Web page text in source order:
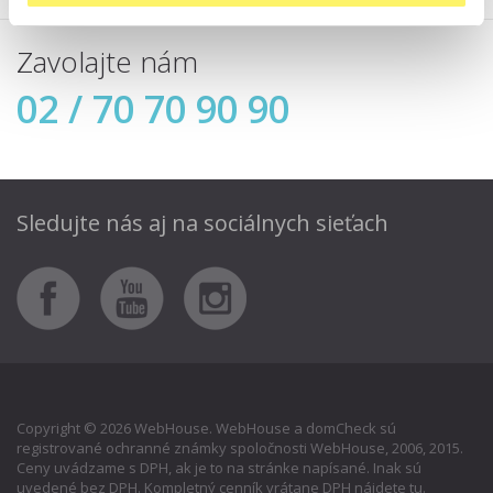
Zavolajte nám
02 / 70 70 90 90
Sledujte nás aj na sociálnych sieťach
Copyright © 2026 WebHouse. WebHouse a domCheck sú
registrované ochranné známky spoločnosti WebHouse, 2006, 2015.
Ceny uvádzame s DPH, ak je to na stránke napísané. Inak sú
uvedené bez DPH. Kompletný cenník vrátane DPH nájdete tu.